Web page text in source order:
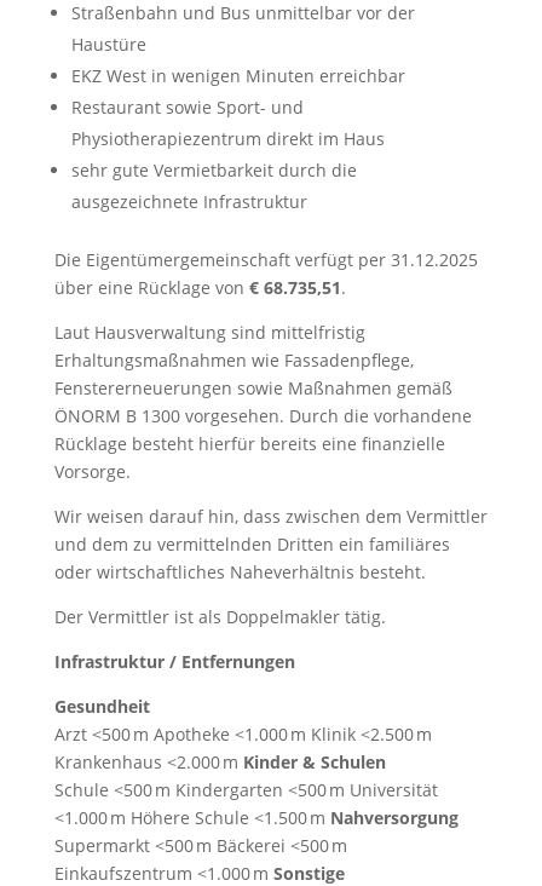
Straßenbahn und Bus unmittelbar vor der
Haustüre
EKZ West in wenigen Minuten erreichbar
Restaurant sowie Sport- und
Physiotherapiezentrum direkt im Haus
sehr gute Vermietbarkeit durch die
ausgezeichnete Infrastruktur
Die Eigentümergemeinschaft verfügt per 31.12.2025
über eine Rücklage von € 68.735,51.
Laut Hausverwaltung sind mittelfristig
Erhaltungsmaßnahmen wie Fassadenpflege,
Fenstererneuerungen sowie Maßnahmen gemäß
ÖNORM B 1300 vorgesehen. Durch die vorhandene
Rücklage besteht hierfür bereits eine finanzielle
Vorsorge.
Wir weisen darauf hin, dass zwischen dem Vermittler
und dem zu vermittelnden Dritten ein familiäres
oder wirtschaftliches Naheverhältnis besteht.
Der Vermittler ist als Doppelmakler tätig.
Infrastruktur / Entfernungen
Gesundheit
Arzt <500 m Apotheke <1.000 m Klinik <2.500 m
Krankenhaus <2.000 m Kinder & Schulen
Schule <500 m Kindergarten <500 m Universität
<1.000 m Höhere Schule <1.500 m Nahversorgung
Supermarkt <500 m Bäckerei <500 m
Einkaufszentrum <1.000 m Sonstige